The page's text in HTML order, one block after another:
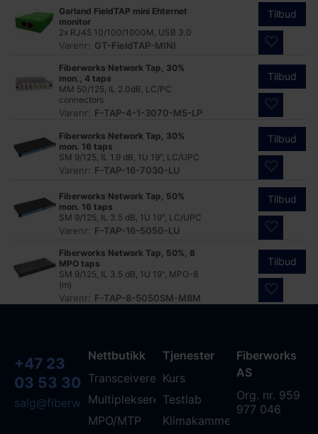
Garland FieldTAP mini Ehternet
monitor
2x RJ45 10/100/1000M, USB 3.0
Varenr: GT-FieldTAP-MINI
Tilbud
Fiberworks Network Tap, 30%
mon., 4 taps
MM 50/125, IL 2.0dB, LC/PC
connectors
Varenr: F-TAP-4-1-3070-M5-LP
Tilbud
Fiberworks Network Tap, 30%
mon. 16 taps
SM 9/125, IL 1.9 dB, 1U 19", LC/UPC
Varenr: F-TAP-16-7030-LU
Tilbud
Fiberworks Network Tap, 50%
mon. 16 taps
SM 9/125, IL 3.5 dB, 1U 19", LC/UPC
Varenr: F-TAP-16-5050-LU
Tilbud
Fiberworks Network Tap, 50%, 8
MPO taps
SM 9/125, IL 3.5 dB, 1U 19", MPO-8
(m)
Varenr: F-TAP-8-5050SM-M8M
Tilbud
+47 23
03 53 30
salg@fiberworks.no
Nettbutikk
Transceivere
Multipleksere
MPO/MTP
Tjenester
Kurs
Testlab
Klimakammer
Fiberworks
AS
Org. nr. 959
977 046